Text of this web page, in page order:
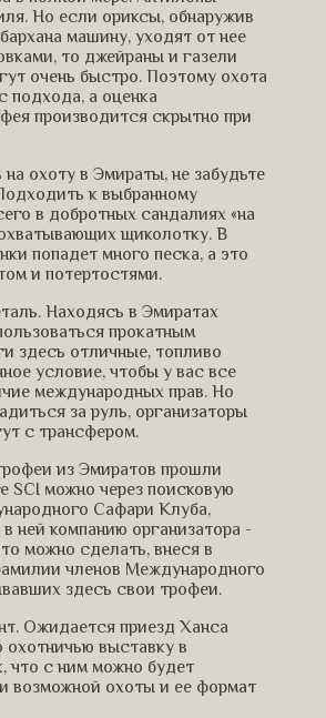
Но если ориксы, обнаружив
машину, уходят от нее
то джейраны и газели
очень быстро. Поэтому охота
подхода, а оценка
производится скрытно при
охоту в Эмираты, не забудьте
к выбранному
в добротных сандалиях «на
щиколотку. В
попадет много песка, а это
и потертостями.
Находясь в Эмиратах
прокатным
здесь отличные, топливо
условие, чтобы у вас все
международных прав. Но
за руль, организаторы
с трансфером.
из Эмиратов прошли
SCI можно через поисковую
Сафари Клуба,
в ней компанию организатора -
можно сделать, внеся в
членов Международного
здесь свои трофеи.
Ожидается приезд Ханса
выставку в
что с ним можно будет
возможной охоты и ее формат